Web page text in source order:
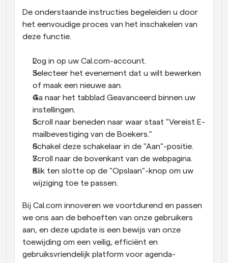
De onderstaande instructies begeleiden u door
het eenvoudige proces van het inschakelen van
deze functie.
Log in op uw Cal.com-account.
Selecteer het evenement dat u wilt bewerken
of maak een nieuwe aan.
Ga naar het tabblad Geavanceerd binnen uw
instellingen.
Scroll naar beneden naar waar staat "Vereist E-
mailbevestiging van de Boekers."
Schakel deze schakelaar in de "Aan"-positie.
Scroll naar de bovenkant van de webpagina.
Klik ten slotte op de "Opslaan"-knop om uw
wijziging toe te passen.
Bij Cal.com innoveren we voortdurend en passen
we ons aan de behoeften van onze gebruikers
aan, en deze update is een bewijs van onze
toewijding om een veilig, efficiënt en
gebruiksvriendelijk platform voor agenda-